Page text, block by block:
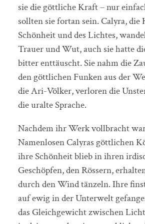
sie die göttliche Kraft – nur
sollten sie fortan sein. Calyra, die
Schönheit und des Lichtes,
Trauer und Wut, auch sie hatte
bitter enttäuscht. Sie nahm die
den göttlichen Funken aus der
die Ari-Völker, verloren die
die uralte Sprache.
Nachdem ihr Werk vollbracht
Namenlosen Calyras göttlichen
ihre Schönheit blieb in ihren
Geschöpfen, den Rössern,
durch den Wind tänzeln. Ihre
auf ewig in der Unterwelt
das Gleichgewicht zwischen